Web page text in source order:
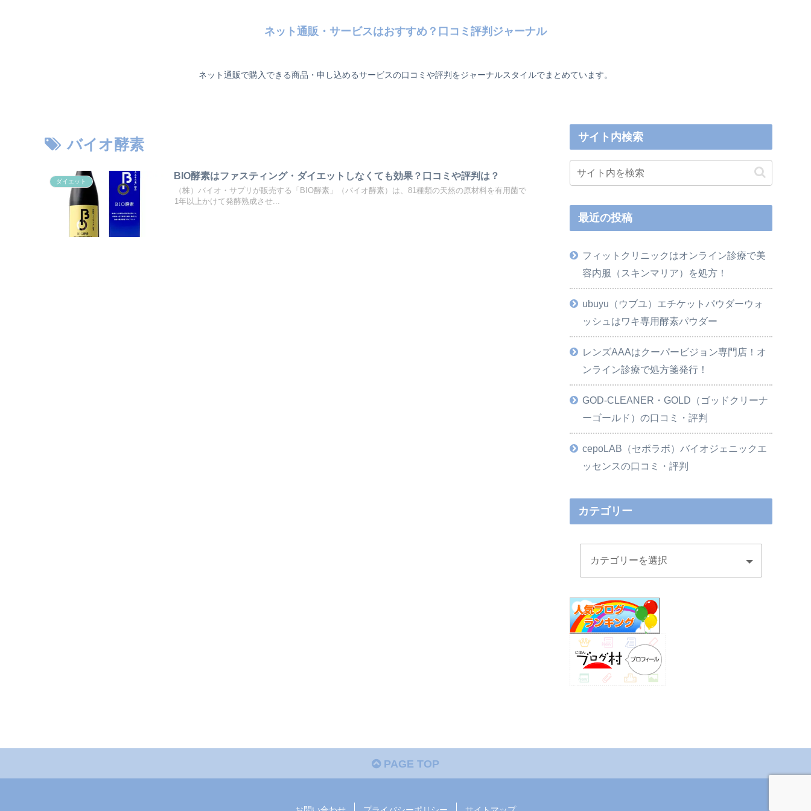
ネット通販・サービスはおすすめ？口コミ評判ジャーナル
ネット通販で購入できる商品・申し込めるサービスの口コミや評判をジャーナルスタイルでまとめています。
バイオ酵素
ダイエット
BIO酵素はファスティング・ダイエットしなくても効果？口コミや評判は？
（株）バイオ・サプリが販売する「BIO酵素」（バイオ酵素）は、81種類の天然の原材料を有用菌で
1年以上かけて発酵熟成させ...
サイト内検索
最近の投稿
フィットクリニックはオンライン診療で美
容内服（スキンマリア）を処方！
ubuyu（ウブユ）エチケットパウダーウォ
ッシュはワキ専用酵素パウダー
レンズAAAはクーパービジョン専門店！オ
ンライン診療で処方箋発行！
GOD-CLEANER・GOLD（ゴッドクリーナ
ーゴールド）の口コミ・評判
cepoLAB（セポラボ）バイオジェニックエ
ッセンスの口コミ・評判
カテゴリー
PAGE TOP